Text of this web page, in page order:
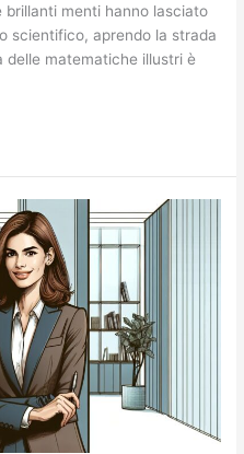
brillanti menti hanno lasciato
scientifico, aprendo la strada
delle matematiche illustri è